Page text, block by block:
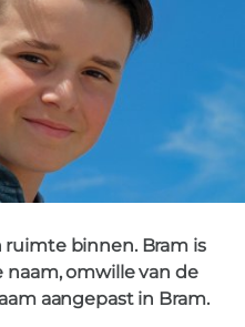
binnen. Bram is
naam, omwille van de
aangepast in Bram.